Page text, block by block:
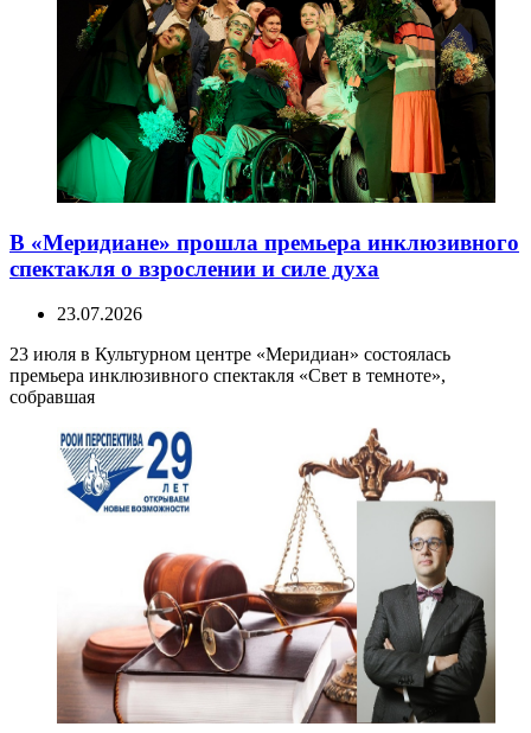
В «Меридиане» прошла премьера инклюзивного
спектакля о взрослении и силе духа
23.07.2026
23 июля в Культурном центре «Меридиан» состоялась
премьера инклюзивного спектакля «Свет в темноте»,
собравшая